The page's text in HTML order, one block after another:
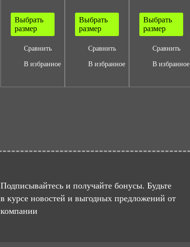
Выбрать
размер
Сравнить
В избранное
Выбрать
размер
Сравнить
В избранное
Выбрать
размер
Сравнить
В избранное
Подписывайтесь и получайте бонусы. Будьте
в курсе новостей и выгодных предложений от
компании